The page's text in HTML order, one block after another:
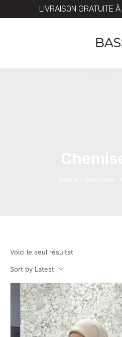
LIVRAISON GRATUITE
Voici le seul résultat
Sort by Latest